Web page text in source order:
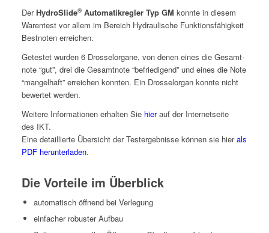
Der HydroSlide®Automatikre­gler Typ GM kon­nte in diesem
War­entest vor allem im Bere­ich Hydraulis­che Funk­tions­fähigkeit
Best­noten erreichen.
Getestet wur­den 6 Drosselor­gane, von denen eines die Gesamt­
note “gut”, drei die Gesamt­note “befriedi­gend” und eines die Note
“man­gel­haft” erre­ichen kon­nten. Ein Drosselor­gan kon­nte nicht
bew­ertet werden.
Weit­ere Infor­ma­tio­nen erhal­ten Sie hierauf der Inter­net­seite
des IKT.
Eine detail­lierte Über­sicht der Testergeb­nisse kön­nen sie hierals
PDF herun­ter­laden.
Die Vorteile im Überblick
automa­tisch öff­nend bei Verlegung
ein­fach­er robuster Aufbau